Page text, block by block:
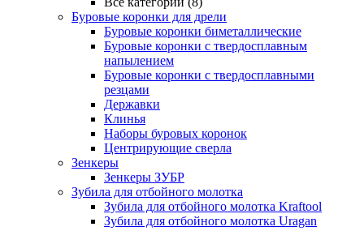
Буровые коронки для дрели
Буровые коронки биметаллические
Буровые коронки с твердосплавным
напылением
Буровые коронки с твердосплавными
резцами
Державки
Клинья
Наборы буровых коронок
Центрирующие сверла
Зенкеры
Зенкеры ЗУБР
Зубила для отбойного молотка
Зубила для отбойного молотка Kraftool
Зубила для отбойного молотка Uragan